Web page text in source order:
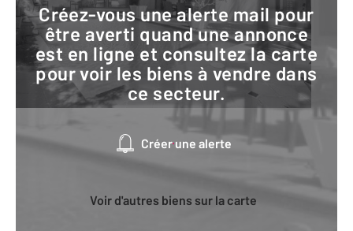
Créez-vous une alerte mail pour
être averti quand une annonce
est en ligne et consultez la carte
pour voir les biens à vendre dans
ce secteur.
Créer une alerte
Voir d'autres biens sur la carte